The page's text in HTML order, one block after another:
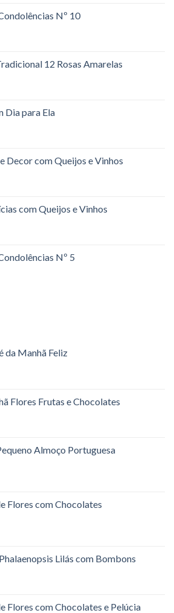
Nº 10
12 Rosas Amarelas
Dia para Ela
Decor com Queijos e Vinhos
com Queijos e Vinhos
Nº 5
da Manhã Feliz
Flores Frutas e Chocolates
Almoço Portuguesa
Flores com Chocolates
Lilás com Bombons
Flores com Chocolates e Pelúcia